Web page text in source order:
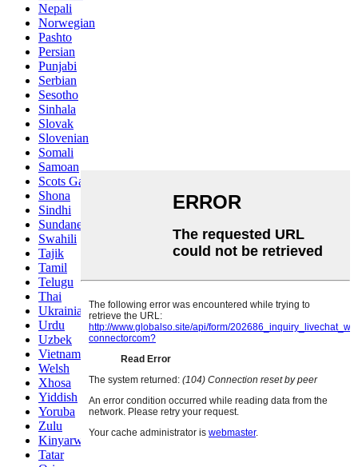
Nepali
Norwegian
Pashto
Persian
Punjabi
Serbian
Sesotho
Sinhala
Slovak
Slovenian
Somali
Samoan
Scots Gaelic
Shona
Sindhi
Sundanese
Swahili
Tajik
Tamil
Telugu
Thai
Ukrainian
Urdu
Uzbek
Vietnamese
Welsh
Xhosa
Yiddish
Yoruba
Zulu
Kinyarwanda
Tatar